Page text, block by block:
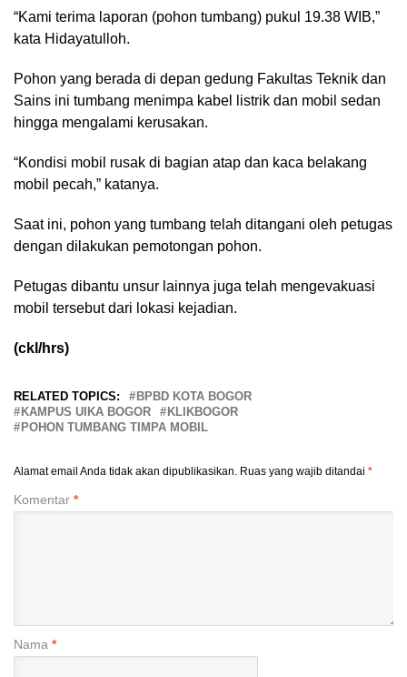
“Kami terima laporan (pohon tumbang) pukul 19.38 WIB,”
kata Hidayatulloh.
Pohon yang berada di depan gedung Fakultas Teknik dan
Sains ini tumbang menimpa kabel listrik dan mobil sedan
hingga mengalami kerusakan.
“Kondisi mobil rusak di bagian atap dan kaca belakang
mobil pecah,” katanya.
Saat ini, pohon yang tumbang telah ditangani oleh petugas
dengan dilakukan pemotongan pohon.
Petugas dibantu unsur lainnya juga telah mengevakuasi
mobil tersebut dari lokasi kejadian.
(ckl/hrs)
RELATED TOPICS:
BPBD KOTA BOGOR
KAMPUS UIKA BOGOR
KLIKBOGOR
POHON TUMBANG TIMPA MOBIL
Alamat email Anda tidak akan dipublikasikan. Ruas yang wajib ditandai *
Komentar *
Nama *